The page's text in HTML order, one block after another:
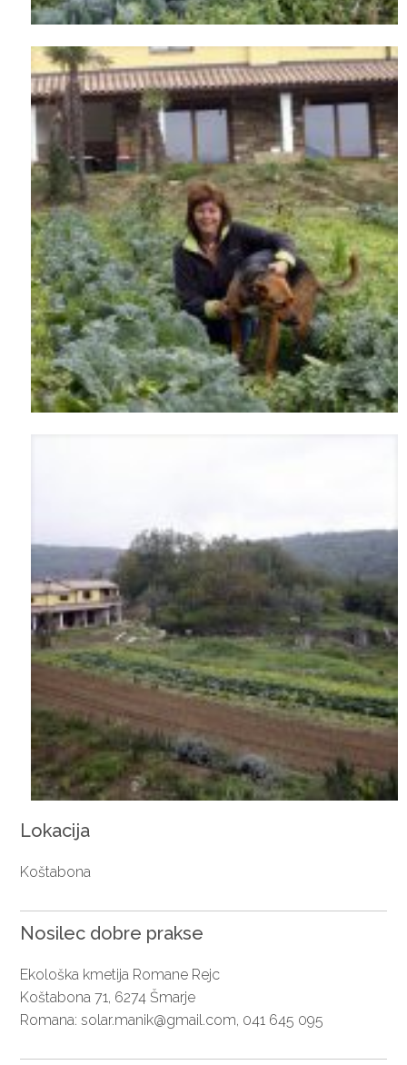
Lokacija
Koštabona
Nosilec dobre prakse
Ekološka kmetija Romane Rejc
Koštabona 71, 6274 Šmarje
Romana:solar.manik@gmail.com, 041 645 095